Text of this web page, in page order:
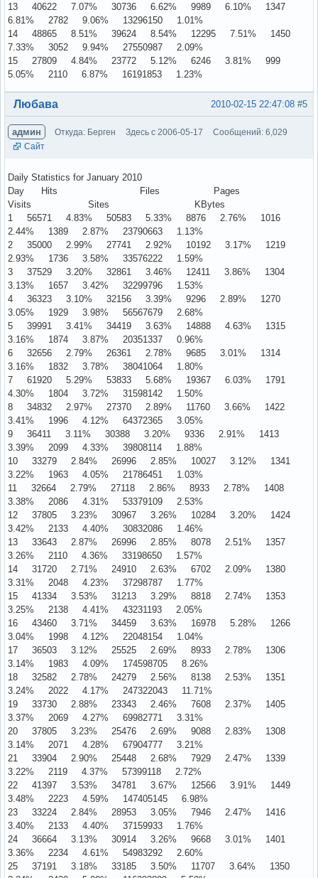
13 40622 7.07% 30736 6.62% 9989 6.10% 1347
6.81% 2782 9.06% 13296150 1.01%
14 48865 8.51% 39624 8.54% 12295 7.51% 1450
7.33% 3052 9.94% 27550987 2.09%
15 27809 4.84% 23772 5.12% 6246 3.81% 999
5.05% 2110 6.87% 16191853 1.23%
Вне форума #5
2010-02-15 22:47:08
Любава
админ Откуда: Берген Здесь с 2006-05-17
Сообщений: 6,029
Сайт
Daily Statistics for January 2010
Day Hits Files Pages
Visits Sites KBytes
1 56571 4.83% 50583 5.33% 8876 2.76% 1016
2.44% 1389 2.87% 23790663 1.13%
2 35000 2.99% 27741 2.92% 10192 3.17% 1219
2.93% 1736 3.58% 33576222 1.59%
3 37529 3.20% 32861 3.46% 12411 3.86% 1304
3.13% 1657 3.42% 32299796 1.53%
4 36323 3.10% 32156 3.39% 9296 2.89% 1270
3.05% 1929 3.98% 56567679 2.68%
5 39991 3.41% 34419 3.63% 14888 4.63% 1315
3.16% 1874 3.87% 20351337 0.96%
6 32656 2.79% 26361 2.78% 9685 3.01% 1314
3.16% 1832 3.78% 38041064 1.80%
7 61920 5.29% 53833 5.68% 19367 6.03% 1791
4.30% 1804 3.72% 31598142 1.50%
8 34832 2.97% 27370 2.89% 11760 3.66% 1422
3.41% 1996 4.12% 64372365 3.05%
9 36411 3.11% 30388 3.20% 9336 2.91% 1413
3.39% 2099 4.33% 39808114 1.88%
10 33279 2.84% 26996 2.85% 10027 3.12% 1341
3.22% 1963 4.05% 21786451 1.03%
11 32664 2.79% 27118 2.86% 8933 2.78% 1408
3.38% 2086 4.31% 53379109 2.53%
12 37805 3.23% 30967 3.26% 10284 3.20% 1424
3.42% 2133 4.40% 30832086 1.46%
13 33643 2.87% 26996 2.85% 8078 2.51% 1357
3.26% 2110 4.36% 33198650 1.57%
14 31720 2.71% 24910 2.63% 6702 2.09% 1380
3.31% 2048 4.23% 37298787 1.77%
15 41334 3.53% 31213 3.29% 8818 2.74% 1353
3.25% 2138 4.41% 43231193 2.05%
16 43460 3.71% 34459 3.63% 16978 5.28% 1266
3.04% 1998 4.12% 22048154 1.04%
17 36503 3.12% 25525 2.69% 8933 2.78% 1306
3.14% 1983 4.09% 174598705 8.26%
18 32582 2.78% 24279 2.56% 8138 2.53% 1351
3.24% 2022 4.17% 247322043 11.71%
19 33730 2.88% 23343 2.46% 7608 2.37% 1405
3.37% 2069 4.27% 69982771 3.31%
20 37805 3.23% 25476 2.69% 9088 2.83% 1308
3.14% 2071 4.28% 67904777 3.21%
21 33904 2.90% 25448 2.68% 7929 2.47% 1339
3.22% 2119 4.37% 57399118 2.72%
22 41397 3.53% 34781 3.67% 12566 3.91% 1449
3.48% 2223 4.59% 147405145 6.98%
23 33224 2.84% 28953 3.05% 7946 2.47% 1416
3.40% 2133 4.40% 37159933 1.76%
24 36664 3.13% 30914 3.26% 9668 3.01% 1401
3.36% 2234 4.61% 54983292 2.60%
25 37191 3.18% 33185 3.50% 11707 3.64% 1350